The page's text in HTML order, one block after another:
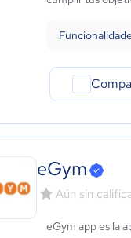
eGym
Aún sin
eGym app es la